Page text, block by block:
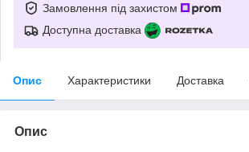
Замовлення під захистом
Доступна доставка
Опис Характеристики Доставка
Опис